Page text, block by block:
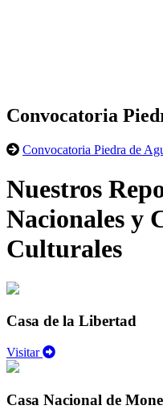
Convocatoria
Convocatoria Piedra de
Nuestros
Nacionales y
Culturales
Casa de la Libertad
Visitar
Casa Nacional de